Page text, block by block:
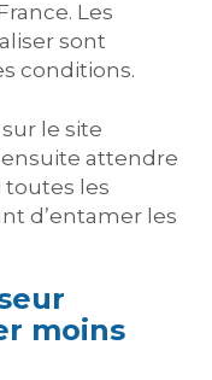
Les
sont
conditions.
le site
ensuite attendre
toutes les
d’entamer les
moins